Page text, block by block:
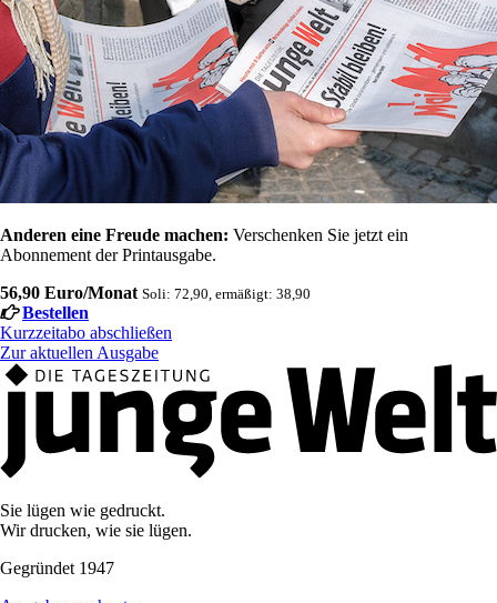
Anderen eine Freude machen: Verschenken Sie jetzt ein
Abonnement der Printausgabe.
56,90 Euro/Monat Soli: 72,90, ermäßigt: 38,90
Bestellen
Kurzzeitabo abschließen
Zur aktuellen Ausgabe
Sie lügen wie gedruckt.
Wir drucken, wie sie lügen.
Gegründet 1947